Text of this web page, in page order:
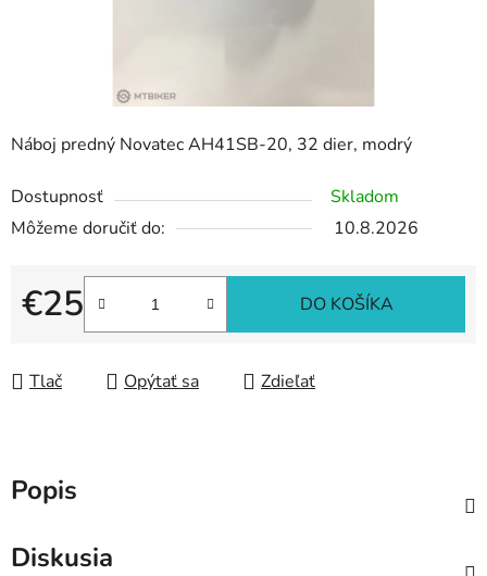
Náboj predný Novatec AH41SB-20, 32 dier, modrý
Dostupnosť
Skladom
Môžeme doručiť do:
10.8.2026
€25
Jednotková cena:
DO KOŠÍKA
Tlač Opýtať sa Zdieľať
Popis
Diskusia